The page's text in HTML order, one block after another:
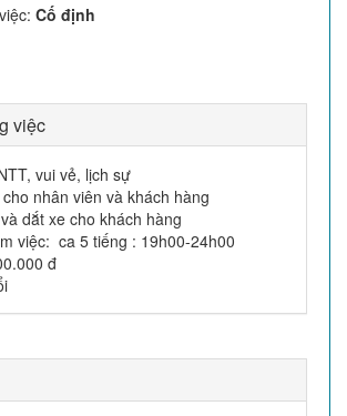
: Cố định
việc
vui vẻ, lịch sự
nhân viên và khách hàng
dắt xe cho khách hàng
việc: ca 5 tiếng : 19h00-24h00
đ